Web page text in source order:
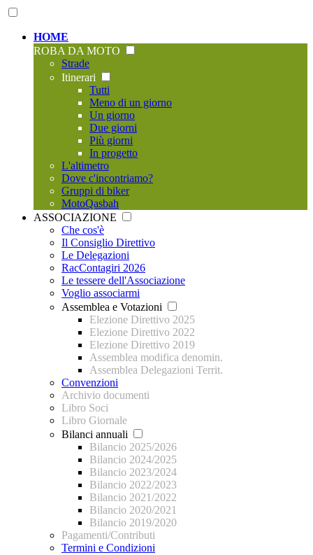
HOME
ROBA DA MOTO
Strade
Itinerari
Tutti
Meno di un giorno
Un giorno
Due giorni
Più giorni
In progetto
L'altimetro
Dove c'incontriamo?
Gruppi di biker
MotoQasbah
ASSOCIAZIONE
Che cos'è
Il Consiglio Direttivo
Le Delegazioni
RacContagiri 2026
Le tessere dell'Associazione
Voglio associarmi
Assemblea e Votazioni
Elezione Direttivo 2025
Elezione Direttivo 2022
Elezione Direttivo 2019
Assemblea modifica denomin.
Assemblea Delegazioni Territ.
Convenzioni
Archivio documenti
Libro Soci
Libro Giornale
Bilanci annuali
Bilancio 2025/2026
Bilancio 2024/2025
Bilancio 2023/2024
Bilancio 2022/2023
Bilancio 2021/2022
Bilancio 2020/2021
Bilancio 2019/2020
Pagamenti/Contributi
Termini e Condizioni